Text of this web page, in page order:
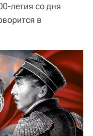
летия со дня
в